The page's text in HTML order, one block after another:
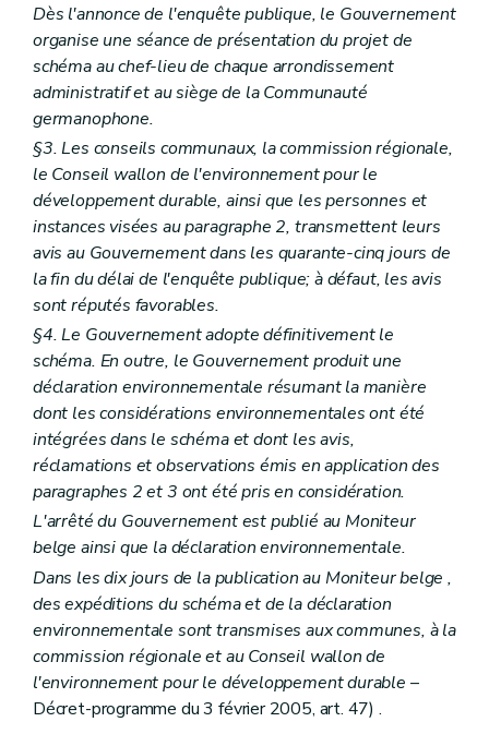
,
158
,
159
et
165)
Art. 389
Chapitre XVI (Des fonctionnaires délégués pour l'application de l'article 3, alinéa 2
Art. 390
Art. 391 et 392
Chapitre XVII Du règlement général sur les bâtisses applicable aux zones protégées de certaines communes en matière d'urbanisme
Art. 393
Art. 394
Art. 395
Art. 396
Art. 397
Art. 398
Art. 399
Art. 400
Art. 401
Art. 402
Art. 403
Art. 404
Art. 405
Chapitre XVIIbis
Isolation thermique et ventilation des bâtiments
Art. 406
Art. 407
Art. 408
Art. 409
Art. 410
Art. 411
Art. 412
Art. 413
Chapitre XVIIter
Règlement général sur les bâtisses relatif à l'accessibilité et à l'usage des espaces et bâtiments ou parties de bâtiments ouverts au public ou à usage collectif par les personnes à mobilité réduite - AGW du 25 février 1999, article 1
Dès l'annonce de l'enquête publique, le Gouvernement
organise une séance de présentation du projet de
schéma au chef-lieu de chaque arrondissement
administratif et au siège de la Communauté
germanophone.
§3. Les conseils communaux, la commission régionale,
le Conseil wallon de l'environnement pour le
développement durable, ainsi que les personnes et
instances visées au paragraphe 2, transmettent leurs
avis au Gouvernement dans les quarante-cinq jours de
la fin du délai de l'enquête publique; à défaut, les avis
sont réputés favorables.
§4. Le Gouvernement adopte définitivement le
schéma. En outre, le Gouvernement produit une
déclaration environnementale résumant la manière
dont les considérations environnementales ont été
intégrées dans le schéma et dont les avis,
réclamations et observations émis en application des
paragraphes 2 et 3 ont été pris en considération.
L'arrêté du Gouvernement est publié auMoniteur
belge ainsi que la déclaration environnementale.
Dans les dix jours de la publication auMoniteur belge ,
des expéditions du schéma et de la déclaration
environnementale sont transmises aux communes, à la
commission régionale et au Conseil wallon de
l'environnement pour le développement durable –
Décret-programme du 3 février 2005, art. 47) .